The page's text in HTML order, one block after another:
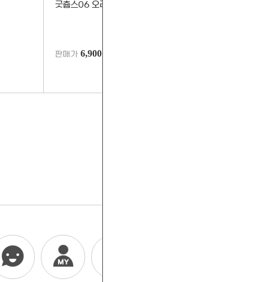
굿츕스06 오리스틱 180g
판매가 6,900원